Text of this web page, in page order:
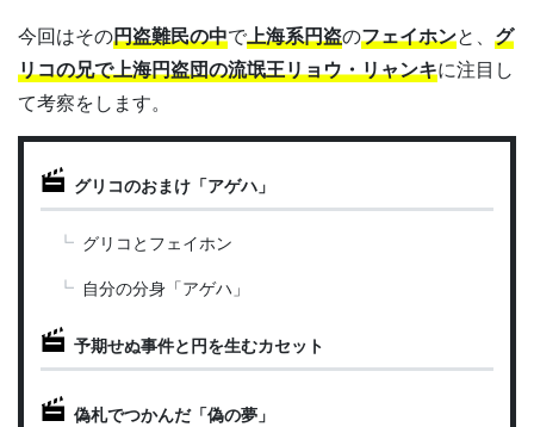
今回はその円盗難民の中で上海系円盗のフェイホンと、 グ
リコの兄で上海円盗団の流氓王リョウ・リャンキに注目し
て考察をします。
グリコのおまけ「アゲハ」
グリコとフェイホン
自分の分身「アゲハ」
予期せぬ事件と円を生むカセット
偽札でつかんだ「偽の夢」